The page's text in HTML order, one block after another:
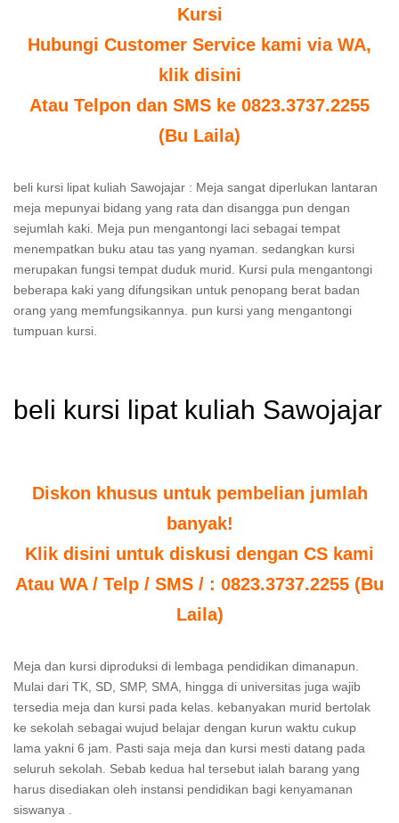
Kursi
Hubungi Customer Service kami via WA,
klik disini
Atau Telpon dan SMS ke 0823.3737.2255
(Bu Laila)
beli kursi lipat kuliah Sawojajar : Meja sangat diperlukan lantaran
meja mepunyai bidang yang rata dan disangga pun dengan
sejumlah kaki. Meja pun mengantongi laci sebagai tempat
menempatkan buku atau tas yang nyaman. sedangkan kursi
merupakan fungsi tempat duduk murid. Kursi pula mengantongi
beberapa kaki yang difungsikan untuk penopang berat badan
orang yang memfungsikannya. pun kursi yang mengantongi
tumpuan kursi.
beli kursi lipat kuliah Sawojajar
Diskon khusus untuk pembelian jumlah
banyak!
Klik disini untuk diskusi dengan CS kami
Atau WA / Telp / SMS / : 0823.3737.2255 (Bu
Laila)
Meja dan kursi diproduksi di lembaga pendidikan dimanapun.
Mulai dari TK, SD, SMP, SMA, hingga di universitas juga wajib
tersedia meja dan kursi pada kelas. kebanyakan murid bertolak
ke sekolah sebagai wujud belajar dengan kurun waktu cukup
lama yakni 6 jam. Pasti saja meja dan kursi mesti datang pada
seluruh sekolah. Sebab kedua hal tersebut ialah barang yang
harus disediakan oleh instansi pendidikan bagi kenyamanan
siswanya .